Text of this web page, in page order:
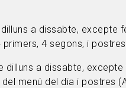
a dissabte, excepte
4 segons, i
dilluns a dissabte, excepte
menú del dia i postres